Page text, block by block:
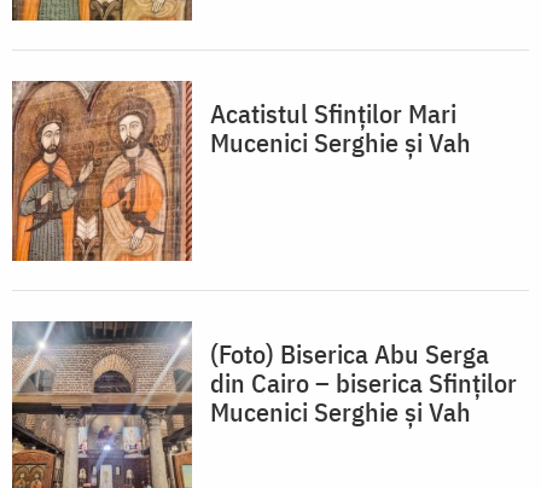
Acatistul Sfinților Mari
Mucenici Serghie și Vah
(Foto) Biserica Abu Serga
din Cairo – biserica Sfinților
Mucenici Serghie și Vah